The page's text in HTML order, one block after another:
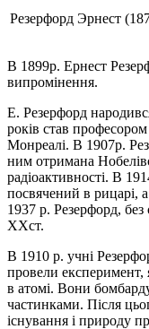
Резерфорд Эрнест
В 1899р. Ернест
випромінення.
Е. Резерфорд
років став
Монреалі. В 1907р.
ним отримана
радіоактивності. В
посвячений в рицарі,
1937 р. Резерфорд,
ХХст.
В 1910 р. учні
провели експеримент,
в атомі. Вони
частинками. Після
існування і природу